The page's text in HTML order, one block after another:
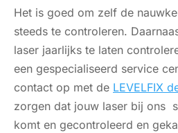
Het is goed om zelf de
steeds te controleren.
laser jaarlijks te laten
een gespecialiseerd service
contact op met de LEVELFIX
zorgen dat jouw laser bij ons
komt en gecontroleerd en